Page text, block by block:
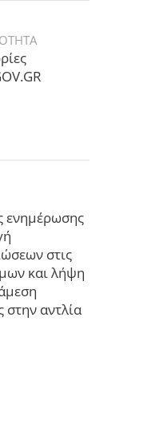
ενημέρωσης
στις
και λήψη
στην αντλία